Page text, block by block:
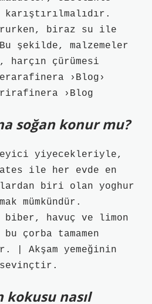
karıştırılmalıdır.
biraz su ile
şekilde, malzemeler
çürümesi
›Blog›
›Blog
soğan konur mu?
yiyecekleriyle,
ile her evde en
biri olan yoghur
mümkündür.
biber, havuç ve limon
çorba tamamen
Akşam yemeğinin
sevinçtir.
kokusu nasıl